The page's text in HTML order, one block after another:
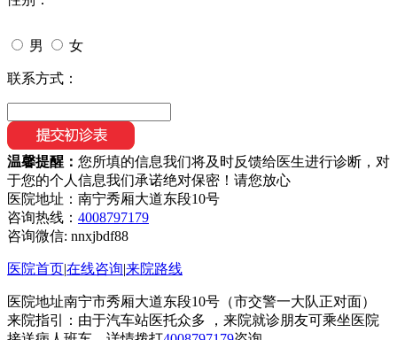
男 女
联系方式：
温馨提醒： 您所填的信息我们将及时反馈给医生进行诊断，对
于您的个人信息我们承诺绝对保密！请您放心
医院地址：南宁秀厢大道东段10号
咨询热线： 4008797179
咨询微信: nnxjbdf88
医院首页|在线咨询|来院路线
医院地址南宁市秀厢大道东段10号（市交警一大队正对面）
来院指引：由于汽车站医托众多 ，来院就诊朋友可乘坐医院